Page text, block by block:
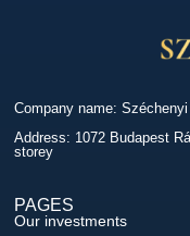
Company name: Széchenyi
Address: 1072 Budapest
storey
PAGES
Our investments